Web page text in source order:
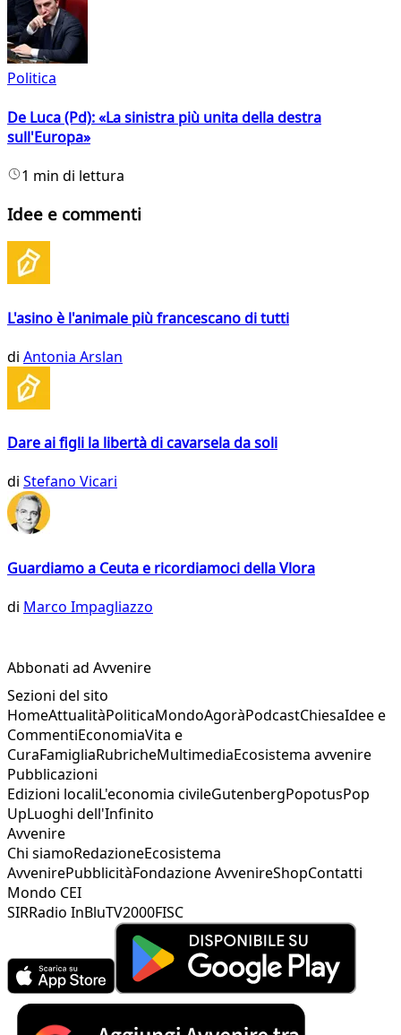
Politica
De Luca (Pd): «La sinistra più unita della destra
sull'Europa»
1 min di lettura
Idee e commenti
L'asino è l'animale più francescano di tutti
di Antonia Arslan
Dare ai figli la libertà di cavarsela da soli
di Stefano Vicari
Guardiamo a Ceuta e ricordiamoci della Vlora
di Marco Impagliazzo
Abbonati ad Avvenire
Sezioni del sito
HomeAttualitàPoliticaMondoAgoràPodcastChiesaIdee e
CommentiEconomiaVita e
CuraFamigliaRubricheMultimediaEcosistema avvenire
Pubblicazioni
Edizioni localiL'economia civileGutenbergPopotusPop
UpLuoghi dell'Infinito
Avvenire
Chi siamoRedazioneEcosistema
AvvenirePubblicitàFondazione AvvenireShopContatti
Mondo CEI
SIRRadio InBluTV2000FISC